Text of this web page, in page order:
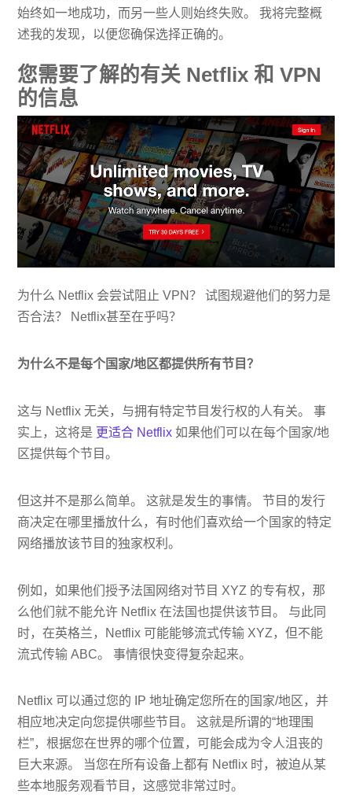
始终如一地成功，而另一些人则始终失败。 我将完整概
述我的发现，以便您确保选择正确的。
您需要了解的有关 Netflix 和 VPN
的信息
为什么 Netflix 会尝试阻止 VPN？ 试图规避他们的努力是
否合法？ Netflix甚至在乎吗？
为什么不是每个国家/地区都提供所有节目？
这与 Netflix 无关，与拥有特定节目发行权的人有关。 事
实上，这将是 更适合 Netflix 如果他们可以在每个国家/地
区提供每个节目。
但这并不是那么简单。 这就是发生的事情。 节目的发行
商决定在哪里播放什么，有时他们喜欢给一个国家的特定
网络播放该节目的独家权利。
例如，如果他们授予法国网络对节目 XYZ 的专有权，那
么他们就不能允许 Netflix 在法国也提供该节目。 与此同
时，在英格兰，Netflix 可能能够流式传输 XYZ，但不能
流式传输 ABC。 事情很快变得复杂起来。
Netflix 可以通过您的 IP 地址确定您所在的国家/地区，并
相应地决定向您提供哪些节目。 这就是所谓的“地理围
栏”，根据您在世界的哪个位置，可能会成为令人沮丧的
巨大来源。 当您在所有设备上都有 Netflix 时，被迫从某
些本地服务观看节目，这感觉非常过时。